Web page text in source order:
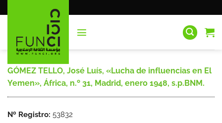
al
GÓMEZ TELLO, José Luís, «Lucha de influencias en El
Yemen», África, n.º 31, Madrid, enero 1948, s.p.BNM.
Nº Registro: 53832